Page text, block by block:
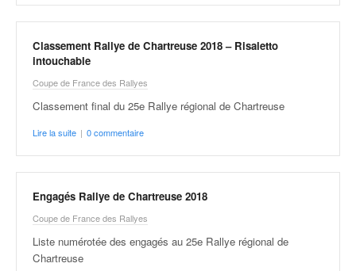
Classement Rallye de Chartreuse 2018 – Risaletto
intouchable
Coupe de France des Rallyes
Classement final du 25e Rallye régional de Chartreuse
Lire la suite | 0 commentaire
Engagés Rallye de Chartreuse 2018
Coupe de France des Rallyes
Liste numérotée des engagés au 25e Rallye régional de
Chartreuse